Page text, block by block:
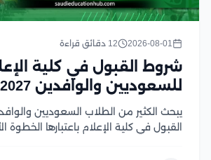
2026-08-01 12 دقائق قراءة
شروط القبول في كلية
للسعوديين والوافدين 2027
يبحث الكثير من الطلاب السعوديين
القبول في كلية الإعلام باعتبارها الخطوة